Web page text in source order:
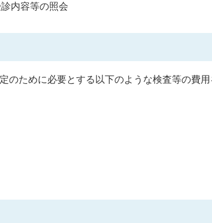
内容等の照会
のために必要とする以下のような検査等の費用